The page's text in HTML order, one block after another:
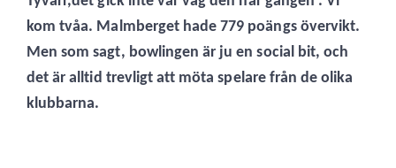
kom tvåa. Malmberget hade 779 poängs övervikt.
Men som sagt, bowlingen är ju en social bit, och
det är alltid trevligt att möta spelare från de olika
klubbarna.